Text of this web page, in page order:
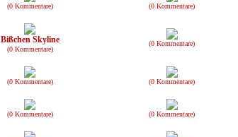
(0 Kommentare) (0 Kommentare)
Bißchen Skyline
(0 Kommentare)
(0 Kommentare)
(0 Kommentare) (0 Kommentare)
(0 Kommentare) (0 Kommentare)